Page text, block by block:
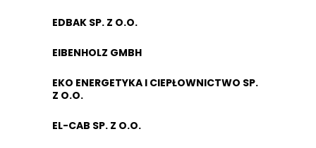
EDBAK SP. Z O.O.
EIBENHOLZ GMBH
EKO ENERGETYKA I CIEPŁOWNICTWO SP.
Z O.O.
EL-CAB SP. Z O.O.